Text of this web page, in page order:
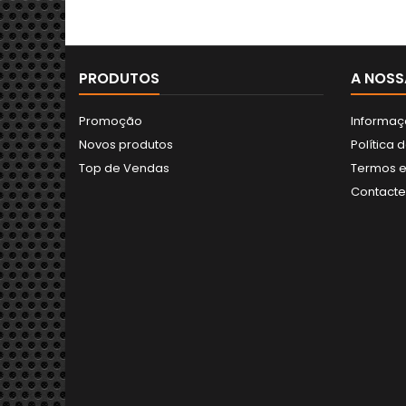
PRODUTOS
Promoção
Novos produtos
Top de Vendas
A
Política
Termos